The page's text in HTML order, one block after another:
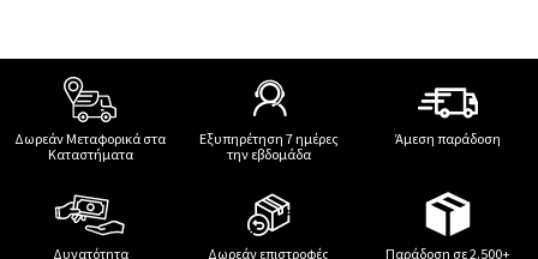
Δωρεάν Μεταφορικά στα
Καταστήματα
Εξυπηρέτηση 7 ημέρες
την εβδομάδα
Άμεση παράδοση
Δυνατότητα
Δωρεάν επιστροφές
Παράδοση σε 2.500+